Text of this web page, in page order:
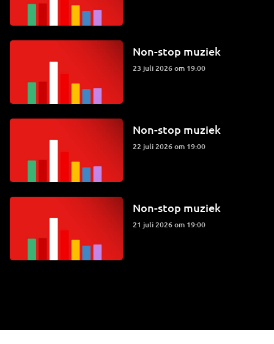
Non-stop muziek
23 juli 2026 om 19:00
Non-stop muziek
22 juli 2026 om 19:00
Non-stop muziek
21 juli 2026 om 19:00